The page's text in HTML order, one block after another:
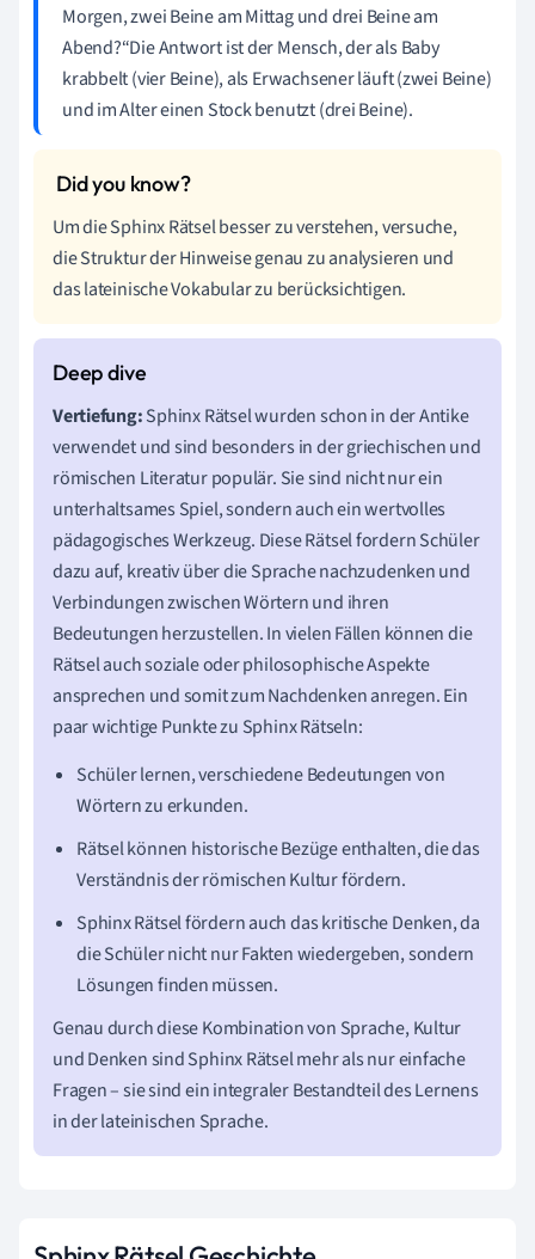
Morgen, zwei Beine am Mittag und drei Beine am
Abend?“Die Antwort ist der Mensch, der als Baby
krabbelt (vier Beine), als Erwachsener läuft (zwei Beine)
und im Alter einen Stock benutzt (drei Beine).
Um die Sphinx Rätsel besser zu verstehen, versuche,
die Struktur der Hinweise genau zu analysieren und
das lateinische Vokabular zu berücksichtigen.
Vertiefung:Sphinx Rätsel wurden schon in der Antike
verwendet und sind besonders in der griechischen und
römischen Literatur populär. Sie sind nicht nur ein
unterhaltsames Spiel, sondern auch ein wertvolles
pädagogisches Werkzeug. Diese Rätsel fordern Schüler
dazu auf, kreativ über die Sprache nachzudenken und
Verbindungen zwischen Wörtern und ihren
Bedeutungen herzustellen. In vielen Fällen können die
Rätsel auch soziale oder philosophische Aspekte
ansprechen und somit zum Nachdenken anregen. Ein
paar wichtige Punkte zu Sphinx Rätseln:
Schüler lernen, verschiedene Bedeutungen von
Wörtern zu erkunden.
Rätsel können historische Bezüge enthalten, die das
Verständnis der römischen Kultur fördern.
Sphinx Rätsel fördern auch das kritische Denken, da
die Schüler nicht nur Fakten wiedergeben, sondern
Lösungen finden müssen.
Genau durch diese Kombination von Sprache, Kultur
und Denken sind Sphinx Rätsel mehr als nur einfache
Fragen – sie sind ein integraler Bestandteil des Lernens
in der lateinischen Sprache.